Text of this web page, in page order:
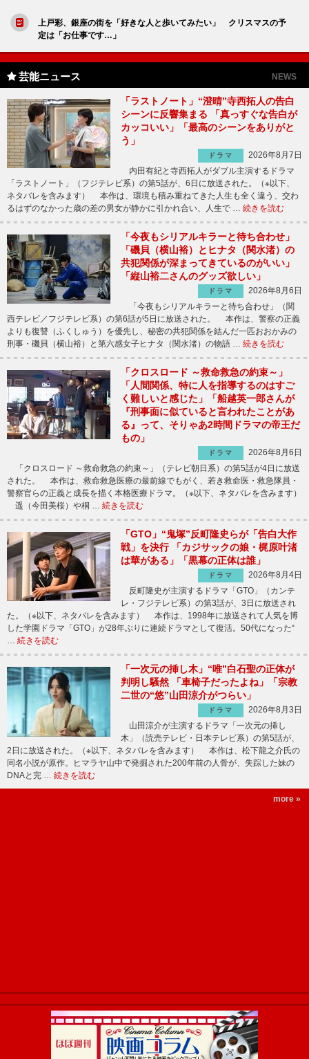
上戸彩、銀座の街を「好きな人と歩いてみたい」 クリスマスの予
定は「お仕事です…」
芸能ニュース NEWS
「ラストノート」“澄晴”寺西拓人の告白
シーンに反響集まる 「真っすぐな告白が
カッコいい」「最高のシーンをありがと
う」
ドラマ
2026年8月7日
内田有紀と寺西拓人がダブル主演するドラマ
「ラストノート」（フジテレビ系）の第5話が、6日に放送された。（※以下、
ネタバレを含みます） 本作は、環境も積み重ねてきた人生も全く違う、交わ
るはずのなかった歳の差の男女が静かに引かれ合い、人生で … 続きを読む
「今夜もシリアルキラーと待ち合わせ」
「磯貝（横山裕）とヒナタ（関水渚）の
共犯関係が深まってきているのがいい」
「縦山裕二さんのグッズ欲しい」
ドラマ
2026年8月6日
「今夜もシリアルキラーと待ち合わせ」（関
西テレビ／フジテレビ系）の第6話が5日に放送された。 本作は、警察の正義
よりも復讐（ふくしゅう）を優先し、秘密の共犯関係を結んだ一匹おおかみの
刑事・磯貝（横山裕）と第六感女子ヒナタ（関水渚）の物語 … 続きを読む
「クロスロード ～救命救急の約束～」
「人間関係、特に人を指導するのはすご
く難しいと感じた」「船越英一郎さんが
『刑事面に似ていると言われたことがあ
る』って、そりゃあ2時間ドラマの帝王だ
もの」
ドラマ
2026年8月6日
「クロスロード ～救命救急の約束～」（テレビ朝日系）の第5話が4日に放送
された。 本作は、救命救急医療の最前線でもがく、若き救命医・救急隊員・
警察官らの正義と成長を描く本格医療ドラマ。（※以下、ネタバレを含みます）
遥（今田美桜）や桐 … 続きを読む
「GTO」“鬼塚”反町隆史らが「告白大作
戦」を決行 「カジサックの娘・梶原叶渚
は華がある」「黒幕の正体は誰」
ドラマ
2026年8月4日
反町隆史が主演するドラマ「GTO」（カンテ
レ・フジテレビ系）の第3話が、3日に放送され
た。（※以下、ネタバレを含みます） 本作は、1998年に放送されて人気を博
した学園ドラマ「GTO」が28年ぶりに連続ドラマとして復活。50代になった“
… 続きを読む
「一次元の挿し木」“唯”白石聖の正体が
判明し騒然 「車椅子だったよね」「宗教
二世の“悠”山田涼介がつらい」
ドラマ
2026年8月3日
山田涼介が主演するドラマ「一次元の挿し
木」（読売テレビ・日本テレビ系）の第5話が、
2日に放送された。（※以下、ネタバレを含みます） 本作は、松下龍之介氏の
同名小説が原作。ヒマラヤ山中で発掘された200年前の人骨が、失踪した妹の
DNAと完 … 続きを読む
more »